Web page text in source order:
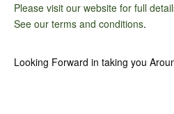
Please visit our website for full
See our terms and conditions.
Looking Forward in taking you